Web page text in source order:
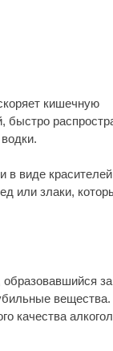
кишечную
быстро
в виде
или злаки,
вещества.
качества